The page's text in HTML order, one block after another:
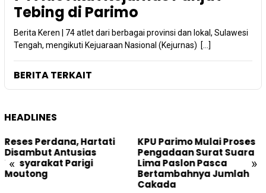
Tebing di Parimo
Berita Keren | 74 atlet dari berbagai provinsi dan lokal, Sulawesi
Tengah, mengikuti Kejuaraan Nasional (Kejurnas) […]
BERITA TERKAIT
HEADLINES
« »
Reses Perdana, Hartati
Disambut Antusias
Masyarakat Parigi
Moutong
KPU Parimo Mulai Proses
Pengadaan Surat Suara
Lima Paslon Pasca
Bertambahnya Jumlah
Cakada